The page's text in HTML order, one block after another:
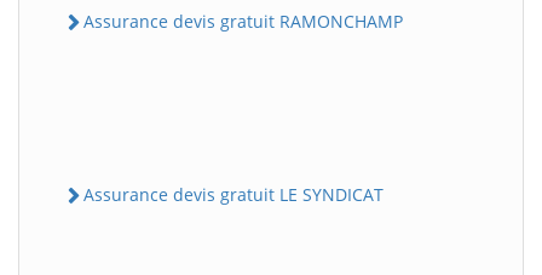
Assurance devis gratuit RAMONCHAMP
Assurance devis gratuit LE SYNDICAT